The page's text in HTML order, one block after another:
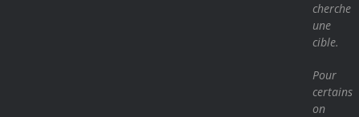
cherche
une
cible.
Pour
certains
on